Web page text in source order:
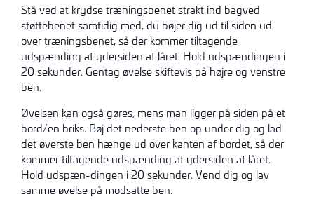
Stå ved at krydse træningsbenet strakt ind bagved
støttebenet samtidig med, du bøjer dig ud til siden ud
over træningsbenet, så der kommer tiltagende
udspænding af ydersiden af låret. Hold udspændingen i
20 sekunder. Gentag øvelse skiftevis på højre og venstre
ben.
Øvelsen kan også gøres, mens man ligger på siden på et
bord/en briks. Bøj det nederste ben op under dig og lad
det øverste ben hænge ud over kanten af bordet, så der
kommer tiltagende udspænding af ydersiden af låret.
Hold udspæn-dingen i 20 sekunder. Vend dig og lav
samme øvelse på modsatte ben.